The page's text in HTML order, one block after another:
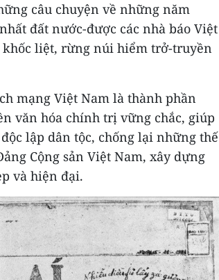
câu chuyện về những năm
đất nước-được các nhà báo Việt
liệt, rừng núi hiểm trở-truyền
mạng Việt Nam là thành phần
văn hóa chính trị vững chắc, giúp
lập dân tộc, chống lại những thế
Cộng sản Việt Nam, xây dựng
và hiện đại.